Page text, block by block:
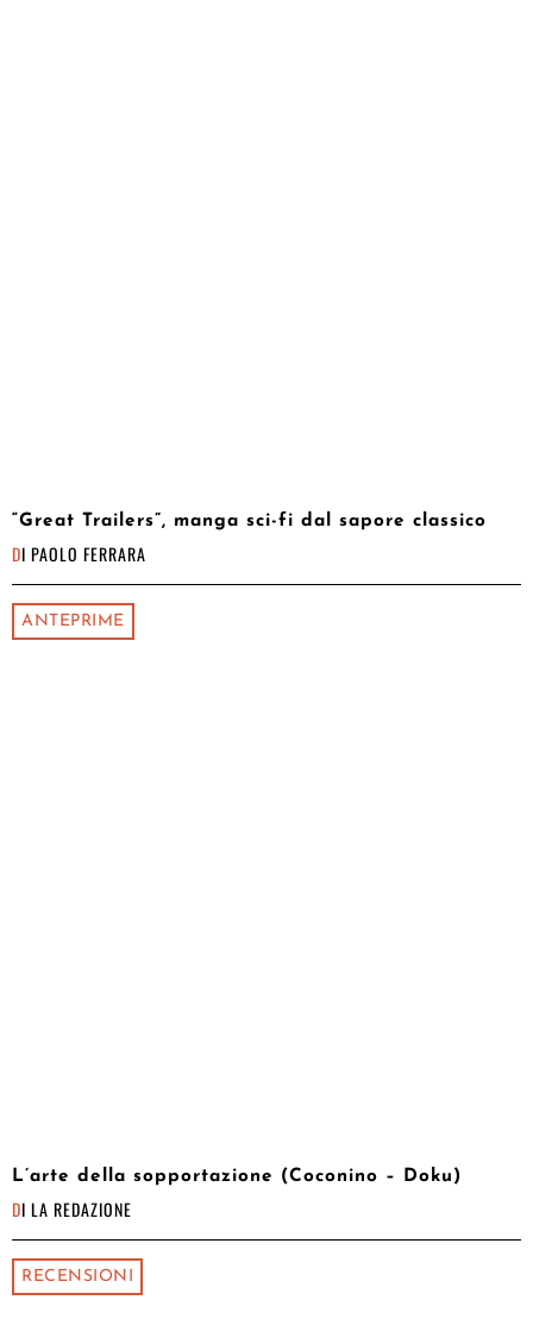
“Great Trailers”, manga sci-fi dal sapore classico
DI PAOLO FERRARA
ANTEPRIME
L’arte della sopportazione (Coconino – Doku)
DI LA REDAZIONE
RECENSIONI